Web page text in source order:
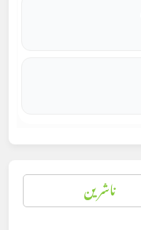
ناشرین